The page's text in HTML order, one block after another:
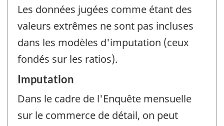
Les données jugées comme étant des
valeurs extrêmes ne sont pas incluses
dans les modèles d'imputation (ceux
fondés sur les ratios).
Imputation
Dans le cadre de l'Enquête mensuelle
sur le commerce de détail, on peut